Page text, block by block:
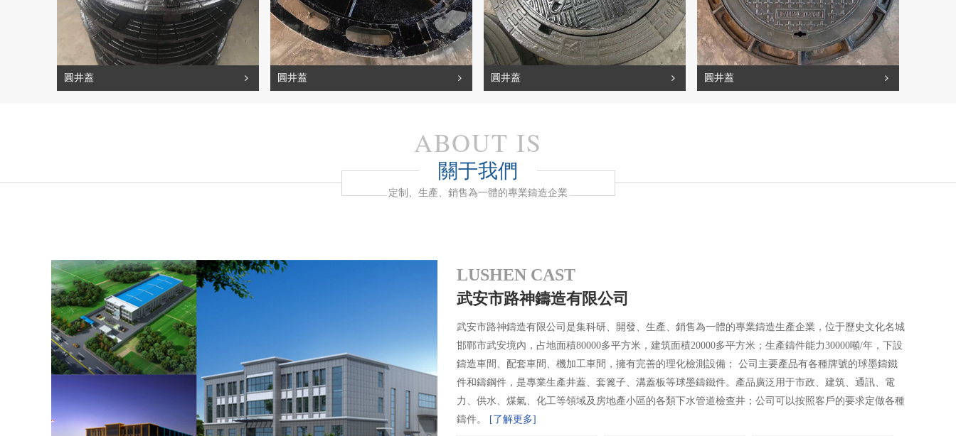
圓井蓋 圓井蓋 圓井蓋 圓井蓋
ABOUT IS
關于我們
定制、生產、銷售為一體的專業鑄造企業
LUSHEN CAST
武安市路神鑄造有限公司
武安市路神鑄造有限公司是集科研、開發、生產、銷售為一體的專業鑄造生產企業，位于歷史文化名城
邯鄲市武安境內，占地面積80000多平方米，建筑面積20000多平方米；生產鑄件能力30000噸/年，下設
鑄造車間、配套車間、機加工車間，擁有完善的理化檢測設備； 公司主要產品有各種牌號的球墨鑄鐵
件和鑄鋼件，是專業生產井蓋、套篦子、溝蓋板等球墨鑄鐵件。產品廣泛用于市政、建筑、通訊、電
力、供水、煤氣、化工等領域及房地產小區的各類下水管道檢查井；公司可以按照客戶的要求定做各種
鑄件。
[了解更多]